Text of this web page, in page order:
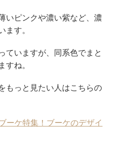
いピンクや濃い紫など、濃
ます。
ていますが、同系色でまと
すね。
もっと見たい人はこちらの
ーケ特集！ブーケのデザイ